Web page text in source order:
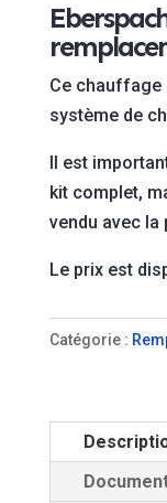
Ce chauffage
système de
Il est
kit complet,
vendu avec la
Le prix est
Catégorie :